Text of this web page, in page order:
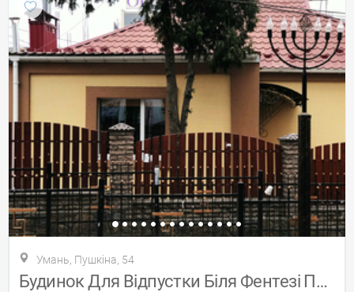
Умань, Пушкіна, 54
Будинок Для Відпустки Біля Фентезі Парку